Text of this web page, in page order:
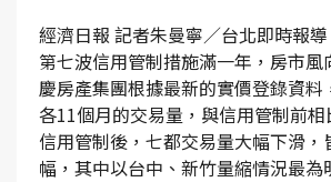
經濟日報 記者朱曼寧／台北即時報導
第七波信用管制措施滿一年，房市風
慶房產集團根據最新的實價登錄資料
各11個月的交易量，與信用管制前
信用管制後，七都交易量大幅下滑，
幅，其中以台中、新竹量縮情況最為